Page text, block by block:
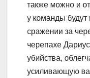
также можно и
у команды
сражении за
черепахе
убийства,
усиливающую